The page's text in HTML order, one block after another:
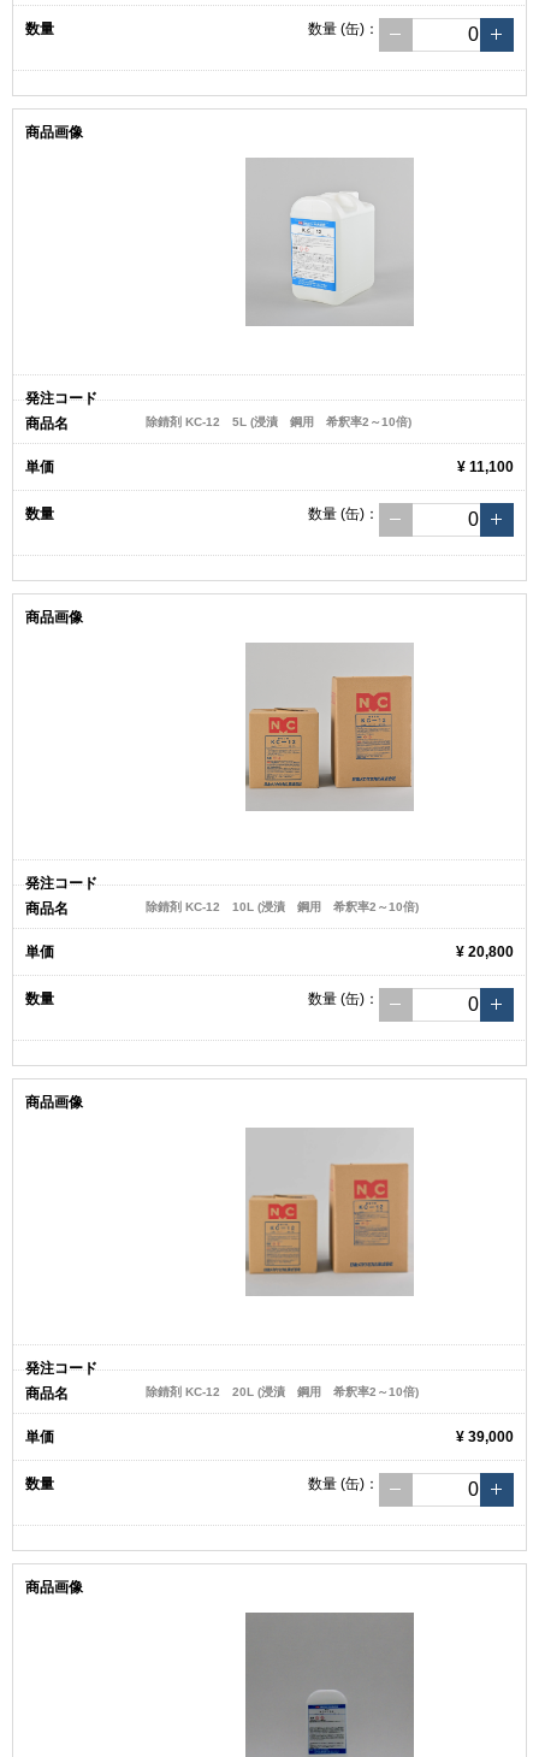
数量 (缶) ：
除錆剤 KC-12 5L (浸漬 鋼用 希釈率2～10倍)
¥ 11,100
数量 (缶) ：
除錆剤 KC-12 10L (浸漬 鋼用 希釈率2～10倍)
¥ 20,800
数量 (缶) ：
除錆剤 KC-12 20L (浸漬 鋼用 希釈率2～10倍)
¥ 39,000
数量 (缶) ：